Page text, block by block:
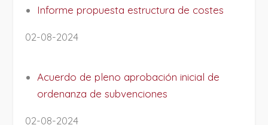
Informe propuesta estructura de costes
02-08-2024
Acuerdo de pleno aprobación inicial de
ordenanza de subvenciones
02-08-2024